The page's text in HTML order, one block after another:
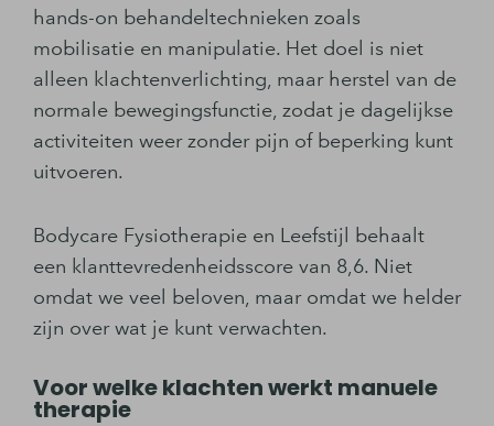
hands-on behandeltechnieken zoals
mobilisatie en manipulatie. Het doel is niet
alleen klachtenverlichting, maar herstel van de
normale bewegingsfunctie, zodat je dagelijkse
activiteiten weer zonder pijn of beperking kunt
uitvoeren.
Bodycare Fysiotherapie en Leefstijl behaalt
een klanttevredenheidsscore van 8,6. Niet
omdat we veel beloven, maar omdat we helder
zijn over wat je kunt verwachten.
Voor welke klachten werkt manuele
therapie